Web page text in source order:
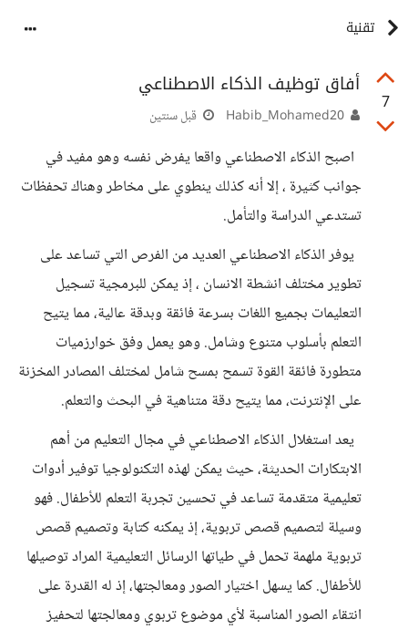
تقنية
7
أفاق توظيف الذكاء الاصطناعي
قبل سنتين
اصبح الذكاء الاصطناعي واقعا يفرض نفسه وهو مفيد في
جوانب كثيرة ، إلا أنه كذلك ينطوي على مخاطر وهناك تحفظات
تستدعي الدراسة والتأمل.
يوفر الذكاء الاصطناعي العديد من الفرص التي تساعد على
تطوير مختلف انشطة الانسان ، إذ يمكن للبرمجية تسجيل
التعليمات بجميع اللغات بسرعة فائقة وبدقة عالية، مما يتيح
التعلم بأسلوب متنوع وشامل. وهو يعمل وفق خوارزميات
متطورة فائقة القوة تسمح بمسح شامل لمختلف المصادر المخزنة
على الإنترنت، مما يتيح دقة متناهية في البحث والتعلم.
يعد استغلال الذكاء الاصطناعي في مجال التعليم من أهم
الابتكارات الحديثة، حيث يمكن لهذه التكنولوجيا توفير أدوات
تعليمية متقدمة تساعد في تحسين تجربة التعلم للأطفال. فهو
وسيلة لتصميم قصص تربوية، إذ يمكنه كتابة وتصميم قصص
تربوية ملهمة تحمل في طياتها الرسائل التعليمية المراد توصيلها
للأطفال. كما يسهل اختيار الصور ومعالجتها، إذ له القدرة على
انتقاء الصور المناسبة لأي موضوع تربوي ومعالجتها لتحفيز